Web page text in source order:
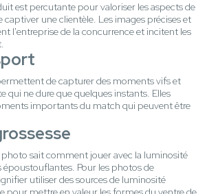
est percutante pour valoriser les aspects de
captiver une clientèle. Les images précises et
l'entreprise de la concurrence et incitent les
de capturer des moments vifs et
qui ne dure que quelques instants. Elles
importants du match qui peuvent être
photo sait comment jouer avec la luminosité
époustouflantes. Pour les photos de
utiliser des sources de luminosité